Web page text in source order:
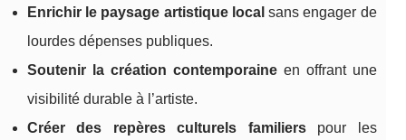
Enrichir le paysage artistique local sans engager de
lourdes dépenses publiques.
Soutenir la création contemporaineen offrant une
visibilité durable à l’artiste.
Créer des repères culturels familierspour les